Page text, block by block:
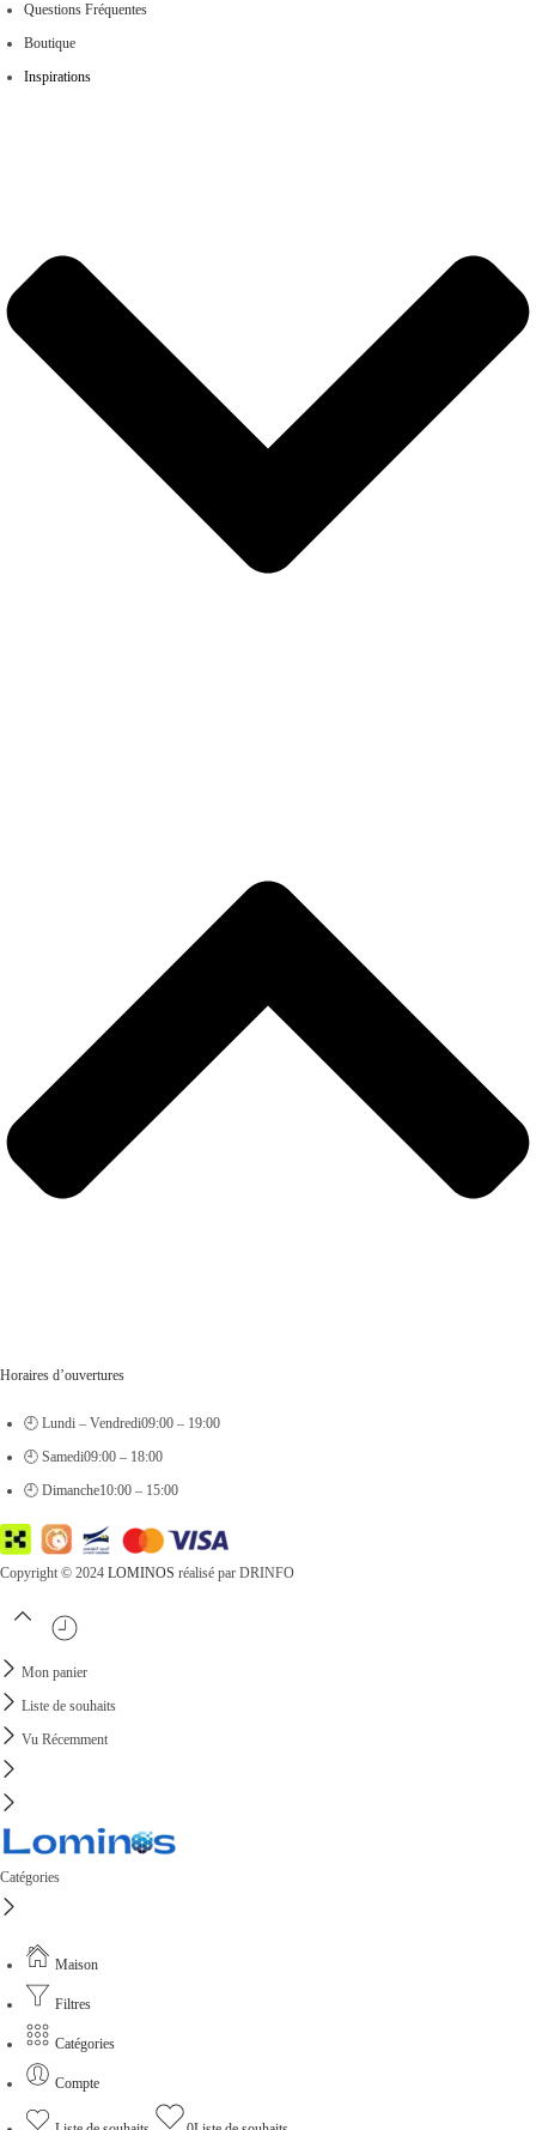
Questions Fréquentes
Boutique
Inspirations
Horaires d’ouvertures
🕘 Lundi – Vendredi09:00 – 19:00
🕘 Samedi09:00 – 18:00
🕘 Dimanche10:00 – 15:00
Copyright © 2024 LOMINOS réalisé par DRINFO
Mon panier
Liste de souhaits
Vu Récemment
Catégories
Maison
Filtres
Catégories
Compte